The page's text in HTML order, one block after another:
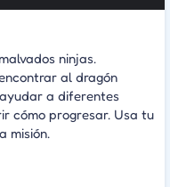
ninjas.
al dragón
a diferentes
cómo progresar. Usa tu
misión.